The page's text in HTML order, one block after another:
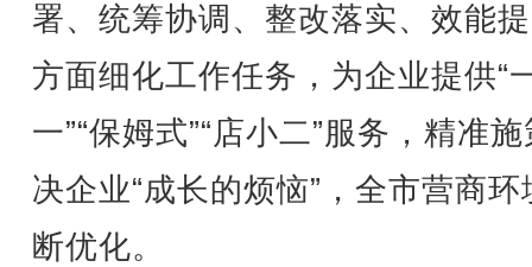
署、统筹协调、整改落实、效能
方面细化工作任务，为企业提供“
一”“保姆式”“店小二”服务，精准
决企业“成长的烦恼”，全市营商环
断优化。